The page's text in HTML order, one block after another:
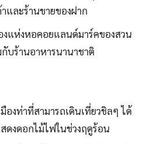
และร้านขายของฝาก
งแห่งหอคอยแลนด์มาร์คของสวน
บร้านอาหารนานาชาติ
องท่าที่สามารถเดินเที่ยวชิลๆ ได้
ดงดอกไม้ไฟในช่วงฤดูร้อน